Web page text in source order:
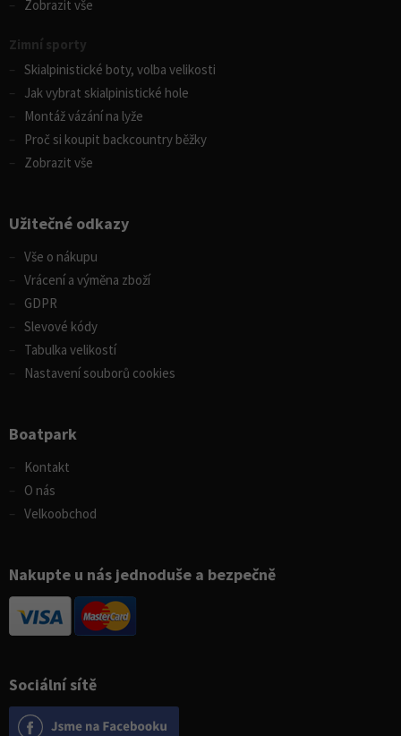
Sociální sítě
Zobrazit vše
Zimní sporty
Skialpinistické boty, volba velikosti
Jak vybrat skialpinistické hole
Montáž vázání na lyže
Proč si koupit backcountry běžky
Zobrazit vše
Užitečné odkazy
Vše o nákupu
Vrácení a výměna zboží
GDPR
Slevové kódy
Tabulka velikostí
Nastavení souborů cookies
Boatpark
Kontakt
O nás
Velkoobchod
Nakupte u nás jednoduše a bezpečně